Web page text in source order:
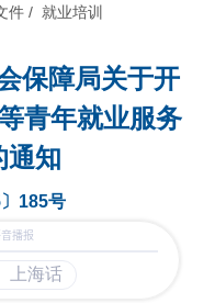
件 / 就业培训
保障局关于开
青年就业服务
通知
185号